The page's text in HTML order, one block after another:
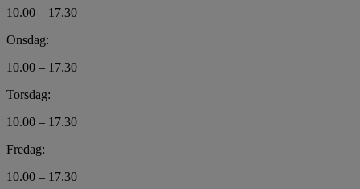
10.00 – 17.30
Onsdag:
10.00 – 17.30
Torsdag:
10.00 – 17.30
Fredag:
10.00 – 17.30